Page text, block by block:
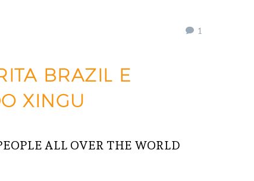
1
BRAZIL E
XINGU
ALL OVER THE WORLD